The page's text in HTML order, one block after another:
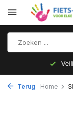
Terug Home